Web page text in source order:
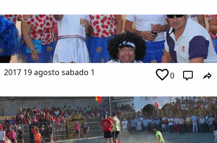
2017 19 agosto sabado 1 0